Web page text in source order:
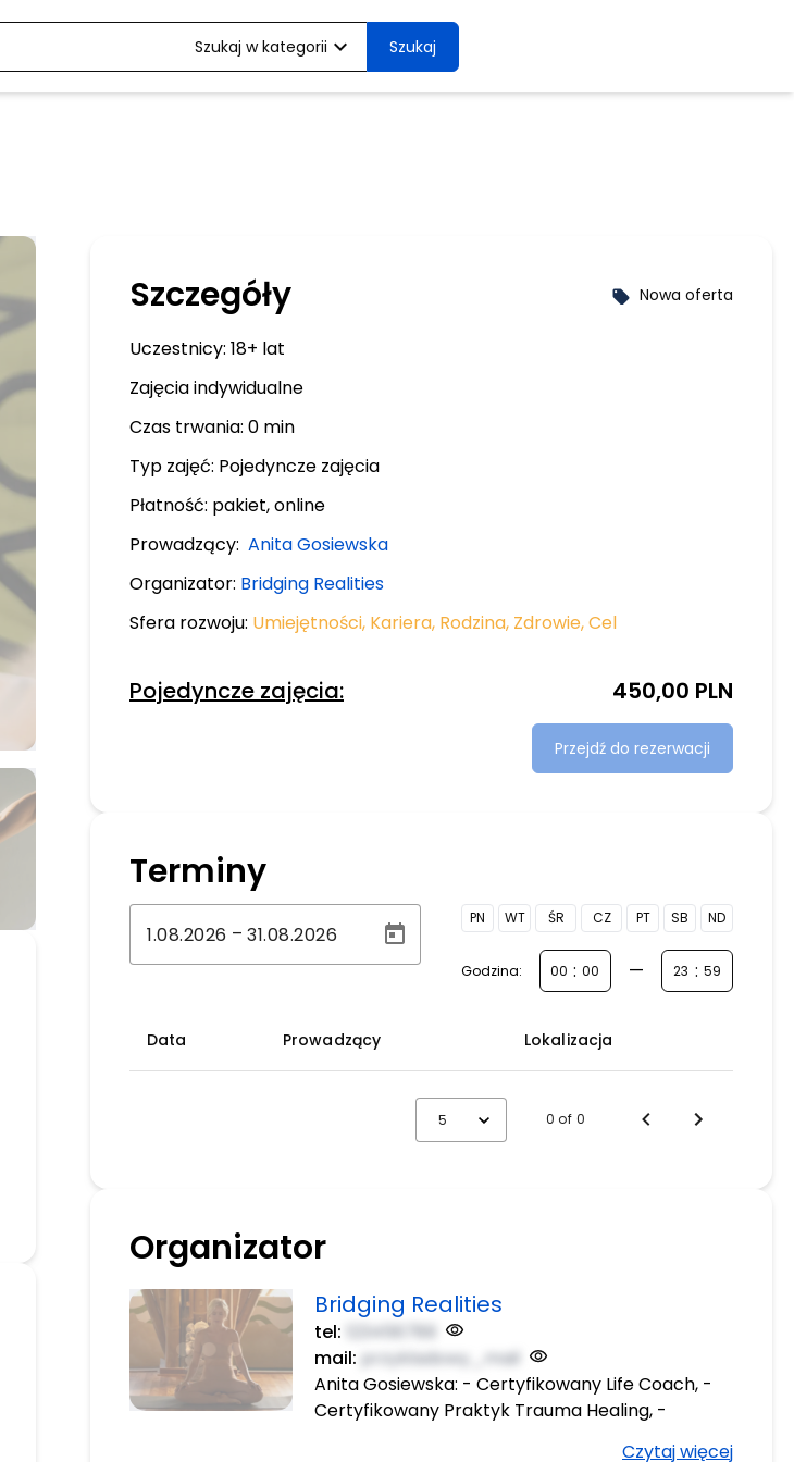
Szukaj w kategorii expand_more Szukaj
Szczegóły local_offer Nowa oferta
Uczestnicy: 18+ lat
Zajęcia indywidualne
Czas trwania: 0 min
Typ zajęć: Pojedyncze zajęcia
Płatność: pakiet, online
Prowadzący: Anita Gosiewska
Organizator: Bridging Realities
Sfera rozwoju: Umiejętności, Kariera, Rodzina, Zdrowie,Cel
Pojedyncze zajęcia: 450,00 PLN
Przejdź do rezerwacji
Terminy
–
PN WT ŚR CZ PT SB ND
Godzina: : — :
Data Prowadzący Lokalizacja
5 0 of 0
Organizator
Bridging Realities
tel:
123456789
mail: przykladowy_mail
Anita Gosiewska: - Certyfikowany Life Coach, -
Certyfikowany Praktyk Trauma Healing, -
Czytaj więcej